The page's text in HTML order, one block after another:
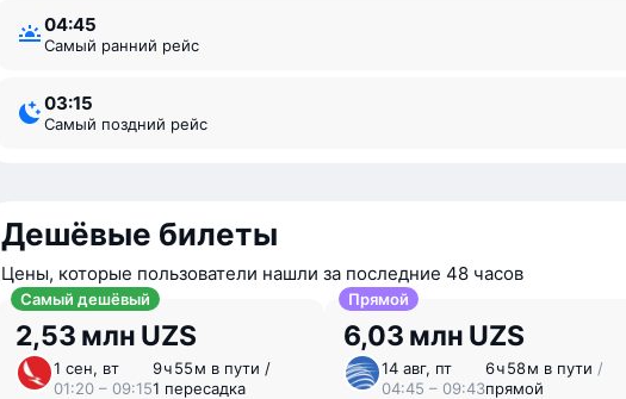
04:45
Самый ранний рейс
03:15
Самый поздний рейс
Дешёвые билеты
Цены, которые пользователи нашли за последние 48 часов
Самый дешёвый
2,53 млн UZS
1 сен, вт
01:20 – 09:15
9 ⁠ч 55 ⁠м в пути /
1 пересадка
Прямой
6,03 млн UZS
14 авг, пт
04:45 – 09:43
6 ⁠ч 58 ⁠м в пути /
прямой